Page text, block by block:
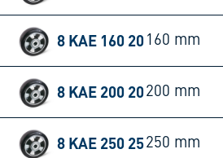
8 KAE 160 20 160 mm
8 KAE 200 20200 mm
8 KAE 250 25250 mm